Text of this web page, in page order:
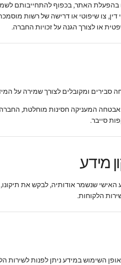
בהפעלת האתר, בכפוף להתחייבותם
צו שיפוטי או דרישה של רשות
או לצורך הגנה על זכויות החברה.
ומקובלים לצורך שמירה על
המעניקה חסינות מוחלטת, החברה
סייבר.
מידע
האישי שנשמר אודותיה, לבקש את
הלקוחות.
השימוש במידע ניתן לפנות לשירות